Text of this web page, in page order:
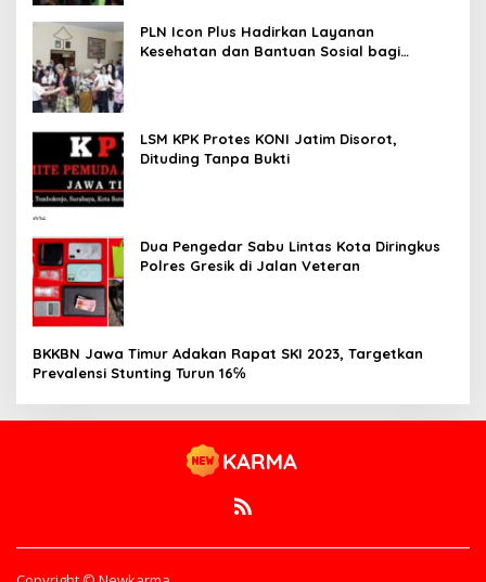
PLN Icon Plus Hadirkan Layanan
Kesehatan dan Bantuan Sosial bagi
LSM KPK Protes KONI Jatim Disorot,
Dituding Tanpa Bukti
Dua Pengedar Sabu Lintas Kota Diringkus
Polres Gresik di Jalan Veteran
BKKBN Jawa Timur Adakan Rapat SKI 2023, Targetkan
Prevalensi Stunting Turun 16℅